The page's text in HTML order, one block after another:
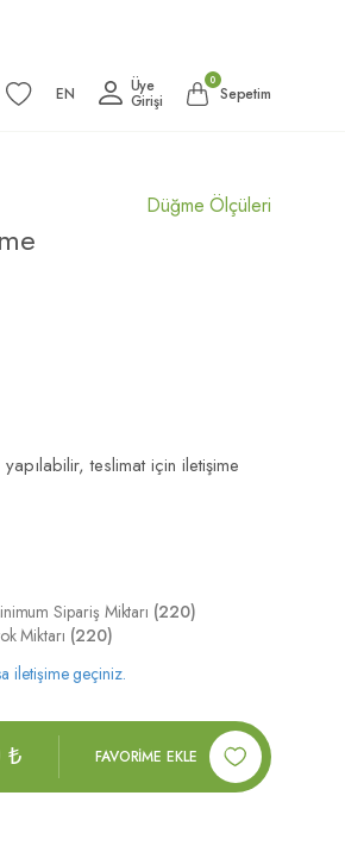
EN Üye
Girişi
0
Sepetim
Düğme Ölçüleri
teslimat için iletişime
Sipariş Miktarı (220)
Miktarı (220)
iletişime geçiniz.
FAVORİME EKLE
₺